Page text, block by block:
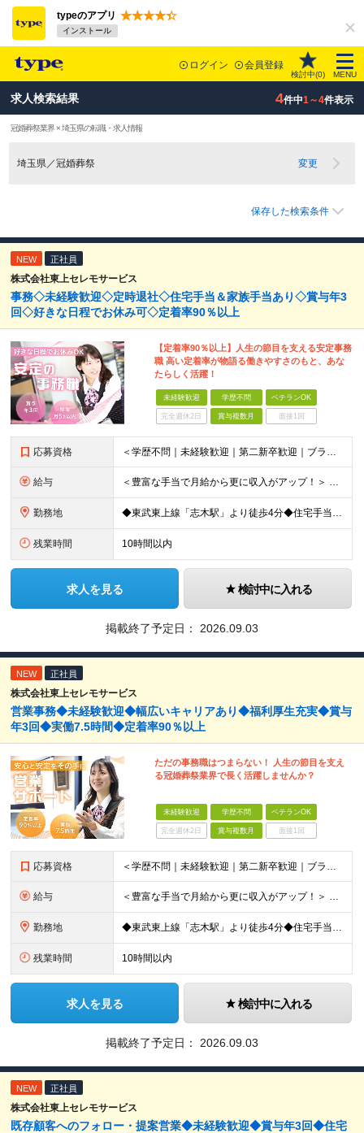
typeのアプリ
インストール
ログイン 会員登録
検討中(0) MENU
求人検索結果 4件中1～4件表示
冠婚葬祭業界 × 埼玉県の転職・求人情報
埼玉県／冠婚葬祭 変更
保存した検索条件
NEW 正社員
株式会社東上セレモサービス
事務◇未経験歓迎◇定時退社◇住宅手当＆家族手当あり◇賞与年3
回◇好きな日程でお休み可◇定着率90％以上
【定着率90％以上】人生の節目を支える安定事務
職 高い定着率が物語る働きやすさのもと、あな
たらしく活躍！
未経験歓迎 学歴不問 ベテランOK
完全週休2日 賞与複数月 面接1回
応募資格 ＜学歴不問｜未経験歓迎｜第二新卒歓迎｜ブランクのある方もOK＞ 【こんな方も歓迎します】 ◆ブランクがあり、再就職を考えている方 ◆子育てや家庭との両立を大切にしたい方 ◆電話応対や接客など人と接す
給与 ＜豊富な手当で月給から更に収入がアップ！＞ ■家族手当（配偶者 月1万円/子一人 月5000円） ■住宅手当（月1万円～2万円） ■役職手当 ■交通費全額支給 ■時間外手当 月給22万円～25万円＋
勤務地 ◆東武東上線「志木駅」より徒歩4分◆住宅手当/家族手当あり◆転勤なし 【本社】埼玉県新座市東北2-27-3 ※(変更の範囲)上記を除く当社関連勤務地
残業時間 10時間以内
求人を見る 検討中に入れる
掲載終了予定日： 2026.09.03
NEW 正社員
株式会社東上セレモサービス
営業事務◆未経験歓迎◆幅広いキャリアあり◆福利厚生充実◆賞与
年3回◆実働7.5時間◆定着率90％以上
ただの事務職はつまらない！ 人生の節目を支え
る冠婚葬祭業界で長く活躍しませんか？
未経験歓迎 学歴不問 ベテランOK
完全週休2日 賞与複数月 面接1回
応募資格 ＜学歴不問｜未経験歓迎｜第二新卒歓迎｜ブランクのある方もOK＞ 普通自動車運転免許（AT限定可）をお持ちの方 ※運転は多くありません 【こんな方も歓迎します】 ◆営業・接客経験を活かしつつ、ワーク
給与 ＜豊富な手当で月給から更に収入がアップ！＞ ■家族手当（配偶者 月1万円/子一人 月5000円） ■住宅手当（月1万円～2万円） ■役職手当 ■交通費全額支給 ■時間外手当 月給22万円～25万円＋
勤務地 ◆東武東上線「志木駅」より徒歩4分◆住宅手当/家族手当あり◆転勤なし 【本社】埼玉県新座市東北2-27-3 ※(変更の範囲)上記を除く当社関連勤務地
残業時間 10時間以内
求人を見る 検討中に入れる
掲載終了予定日： 2026.09.03
NEW 正社員
株式会社東上セレモサービス
既存顧客へのフォロー・提案営業◆未経験歓迎◆賞与年3回◆住宅